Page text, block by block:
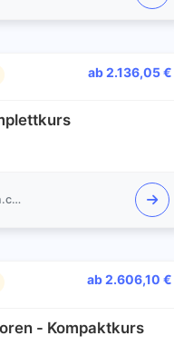
ab 2.136,05 €
New Elements GmbH / IT-Schulungen.com
ab 2.606,10 €
- Kompaktkurs